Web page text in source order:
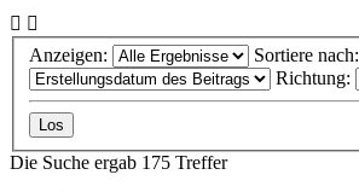
Anzeigen:
Sortiere nach:
Richtung:
Die Suche ergab 175 Treffer